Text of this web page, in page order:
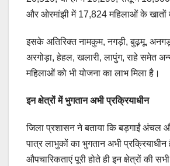
और ओरमांझी में 17,824 महिलाओं के खातों
इसके अतिरिक्त नामकुम, नगड़ी, बुढ़मू,
अरगोड़ा, हेहल, खलारी, लापुंग, राहे समेत
महिलाओं को भी योजना का लाभ मिला है।
इन क्षेत्रों में भुगतान अभी प्रक्रियाधीन
जिला प्रशासन ने बताया कि बड़गाईं
पात्र लाभुकों का भुगतान अभी
औपचारिकताएं पूरी होते ही इन क्षेत्रों की